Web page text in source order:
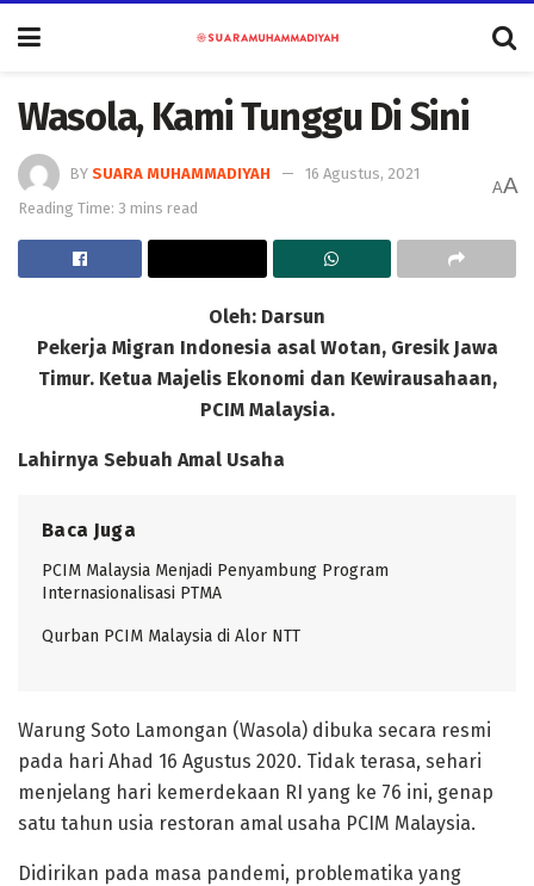
Wasola, Kami Tunggu Di Sini
BY SUARA MUHAMMADIYAH
16 Agustus, 2021
Reading Time: 3 mins read
AA
Oleh: Darsun
Pekerja Migran Indonesia asal Wotan, Gresik Jawa
Timur. Ketua Majelis Ekonomi dan Kewirausahaan,
PCIM Malaysia.
Lahirnya Sebuah Amal Usaha
Baca Juga
PCIM Malaysia Menjadi Penyambung Program
Internasionalisasi PTMA
Qurban PCIM Malaysia di Alor NTT
Warung Soto Lamongan (Wasola) dibuka secara resmi
pada hari Ahad 16 Agustus 2020. Tidak terasa, sehari
menjelang hari kemerdekaan RI yang ke 76 ini, genap
satu tahun usia restoran amal usaha PCIM Malaysia.
Didirikan pada masa pandemi, problematika yang